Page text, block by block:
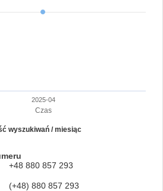
Czas
wyszukiwań / miesiąc
2025-04
+48 880 857 293
(+48) 880 857 293